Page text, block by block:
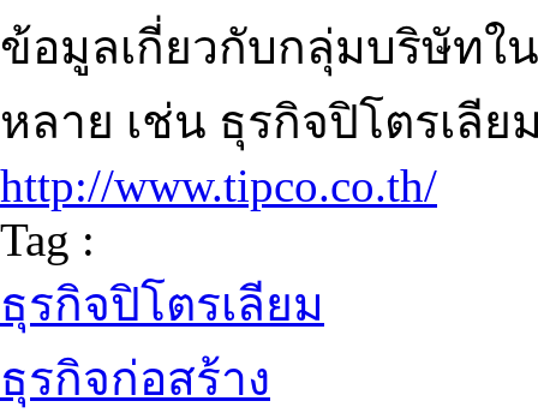
ข้อมูลเกี่ยวกับกลุ่มบริษัทใ
หลาย เช่น ธุรกิจปิโตรเลี
http://www.tipco.co.th/
Tag :
ธุรกิจปิโตรเลียม
ธุรกิจก่อสร้าง